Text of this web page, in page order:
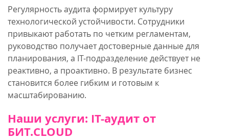
Регулярность аудита формирует культуру
технологической устойчивости. Сотрудники
привыкают работать по четким регламентам,
руководство получает достоверные данные для
планирования, а IT-подразделение действует не
реактивно, а проактивно. В результате бизнес
становится более гибким и готовым к
масштабированию.
Наши услуги: IT-аудит от
БИТ.CLOUD